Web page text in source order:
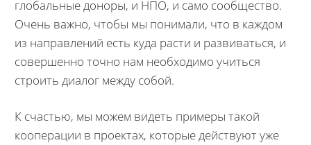
глобальные доноры, и НПО, и само сообщество.
Очень важно, чтобы мы понимали, что в каждом
из направлений есть куда расти и развиваться, и
совершенно точно нам необходимо учиться
строить диалог между собой.
К счастью, мы можем видеть примеры такой
кооперации в проектах, которые действуют уже